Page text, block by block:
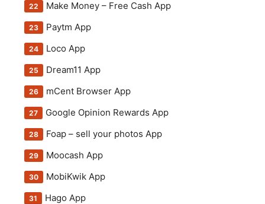
Make Money – Free Cash App
Paytm App
Loco App
Dream11 App
mCent Browser App
Google Opinion Rewards App
Foap – sell your photos App
Moocash App
MobiKwik App
Hago App